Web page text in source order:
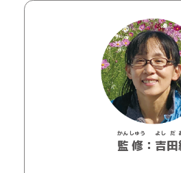
監
かん
修
しゅう
： 吉
よし
田
だ